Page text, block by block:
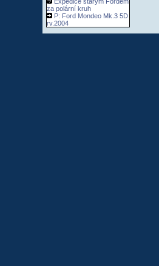
za polární kruh
P: Ford Mondeo Mk.3 5D
rv.2004